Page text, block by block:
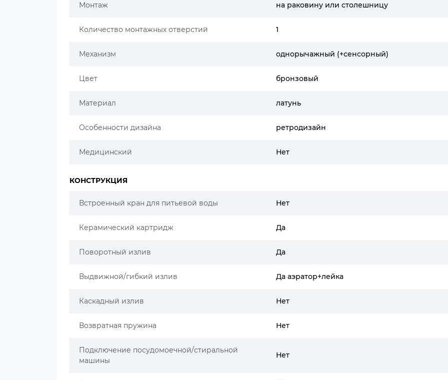
Монтаж на раковину или столешницу
Количество монтажных отверстий 1
Механизм однорычажный (+сенсорный)
Цвет бронзовый
Материал латунь
Особенности дизайна ретродизайн
Медицинский Нет
КОНСТРУКЦИЯ
Встроенный кран для питьевой воды Нет
Керамический картридж Да
Поворотный излив Да
Выдвижной/гибкий излив Да аэратор+лейка
Каскадный излив Нет
Возвратная пружина Нет
Подключение посудомоечной/стиральной
машины
Нет